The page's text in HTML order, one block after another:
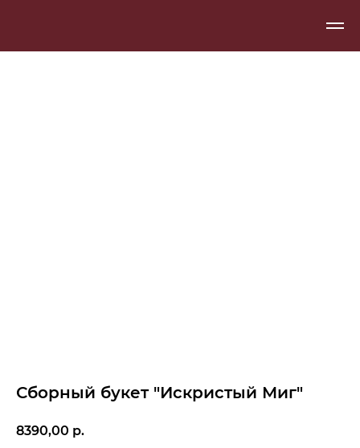
Сборный букет "Искристый Миг"
8390,00 р.